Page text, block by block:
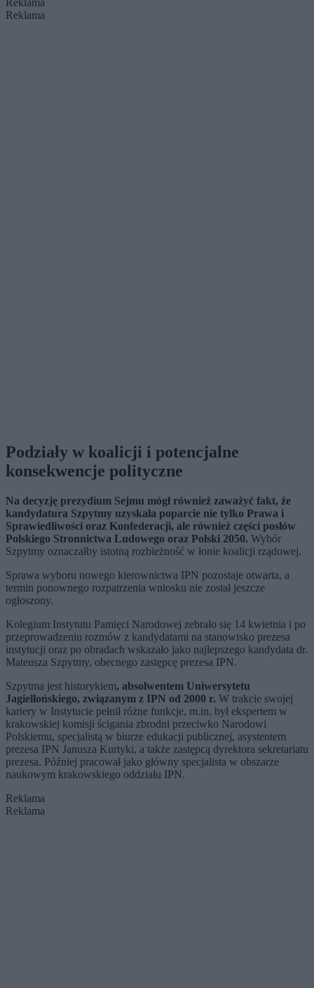
Reklama
Reklama
Podziały w koalicji i potencjalne
konsekwencje polityczne
Na decyzję prezydium Sejmu mógł również zaważyć fakt, że
kandydatura Szpytmy uzyskała poparcie nie tylko Prawa i
Sprawiedliwości oraz Konfederacji, ale również części posłów
Polskiego Stronnictwa Ludowego oraz Polski 2050. Wybór
Szpytmy oznaczałby istotną rozbieżność w łonie koalicji rządowej.
Sprawa wyboru nowego kierownictwa IPN pozostaje otwarta, a
termin ponownego rozpatrzenia wniosku nie został jeszcze
ogłoszony.
Kolegium Instytutu Pamięci Narodowej zebrało się 14 kwietnia i po
przeprowadzeniu rozmów z kandydatami na stanowisko prezesa
instytucji oraz po obradach wskazało jako najlepszego kandydata dr.
Mateusza Szpytmy, obecnego zastępcę prezesa IPN.
Szpytma jest historykiem, absolwentem Uniwersytetu
Jagiellońskiego, związanym z IPN od 2000 r. W trakcie swojej
kariery w Instytucie pełnił różne funkcje, m.in. był ekspertem w
krakowskiej komisji ścigania zbrodni przeciwko Narodowi
Polskiemu, specjalistą w biurze edukacji publicznej, asystentem
prezesa IPN Janusza Kurtyki, a także zastępcą dyrektora sekretariatu
prezesa. Później pracował jako główny specjalista w obszarze
naukowym krakowskiego oddziału IPN.
Reklama
Reklama